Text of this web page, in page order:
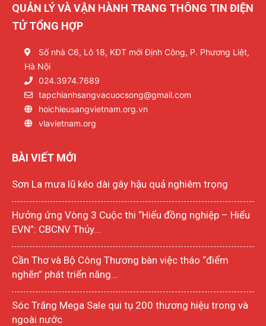
QUẢN LÝ VÀ VẬN HÀNH TRANG THÔNG TIN ĐIỆN
TỬ TỔNG HỢP
Số nhà C6, Lô 18, KĐT mới Định Công, P. Phương Liệt,
Hà Nội
024.3974.7689
tapchianhsangvacuocsong@gmail.com
hoichieusangvietnam.org.vn
vlavietnam.org
BÀI VIẾT MỚI
Sơn La mưa lũ kéo dài gây hậu quả nghiêm trọng
Hưởng ứng Vòng 3 Cuộc thi “Hiểu đồng nghiệp – Hiểu
EVN”: CBCNV Thủy...
Cần Thơ và Bộ Công Thương bàn việc tháo “điểm
nghẽn” phát triển năng...
Sóc Trăng Mega Sale qui tụ 200 thương hiệu trong và
ngoài nước